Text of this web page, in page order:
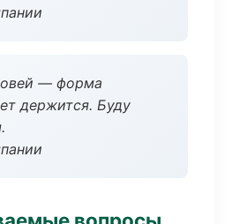
— форма
держится. Буду